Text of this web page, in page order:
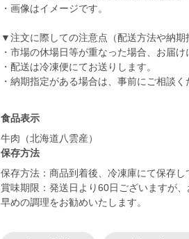
・画像はイメージです。
▼注文に際しての注意点（配送方法や納期
・市場の休場日等が重なった場合、お届
・配送は冷凍便にてお送りします。
・納期指定がある場合は、事前にご相談く
食品表示
牛肉（北海道八雲産）
保存方法
保存方法：商品到着後、冷凍庫にて保存し
賞味期限：発送日より60日ございますが
早めの調理をお勧めいたします。